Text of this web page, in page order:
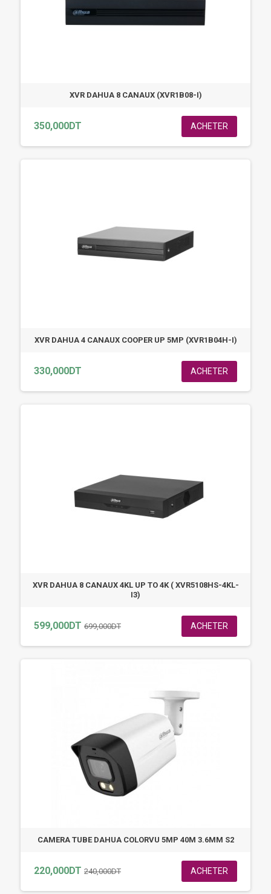
XVR DAHUA 8 CANAUX (XVR1B08-I)
350,000DT ACHETER
XVR DAHUA 4 CANAUX COOPER UP 5MP (XVR1B04H-I)
330,000DT ACHETER
XVR DAHUA 8 CANAUX 4KL UP TO 4K ( XVR5108HS-4KL-
I3)
599,000DT 699,000DT ACHETER
CAMERA TUBE DAHUA COLORVU 5MP 40M 3.6MM S2
220,000DT 240,000DT ACHETER